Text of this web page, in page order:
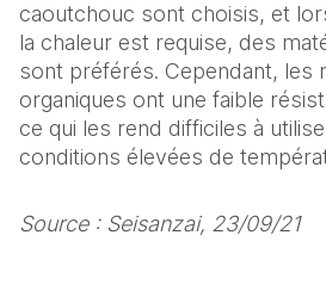
caoutchouc sont choisis, et
la chaleur est requise, des
sont préférés. Cependant, les
organiques ont une faible
ce qui les rend difficiles à
conditions élevées de
Source : Seisanzai, 23/09/21